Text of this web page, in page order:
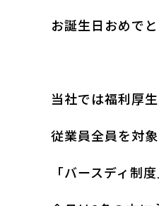
お誕生日おめで
当社では福利厚
従業員全員を対
「バースディ制